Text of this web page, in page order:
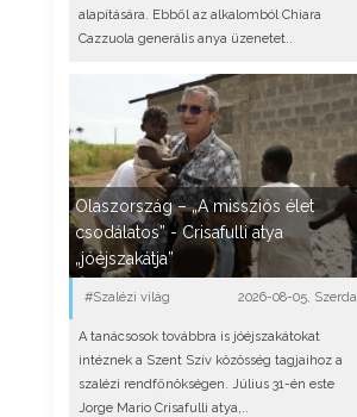
alapítására. Ebből az alkalomból Chiara
Cazzuola generális anya üzenetet..
Olaszország – „A missziós élet
csodálatos” - Crisafulli atya
„jóéjszakátja”
#Szalézi világ 2026-08-05, Szerda
A tanácsosok továbbra is jóéjszakátokat
intéznek a Szent Szív közösség tagjaihoz a
szalézi rendfőnökségen. Július 31-én este
Jorge Mario Crisafulli atya,..